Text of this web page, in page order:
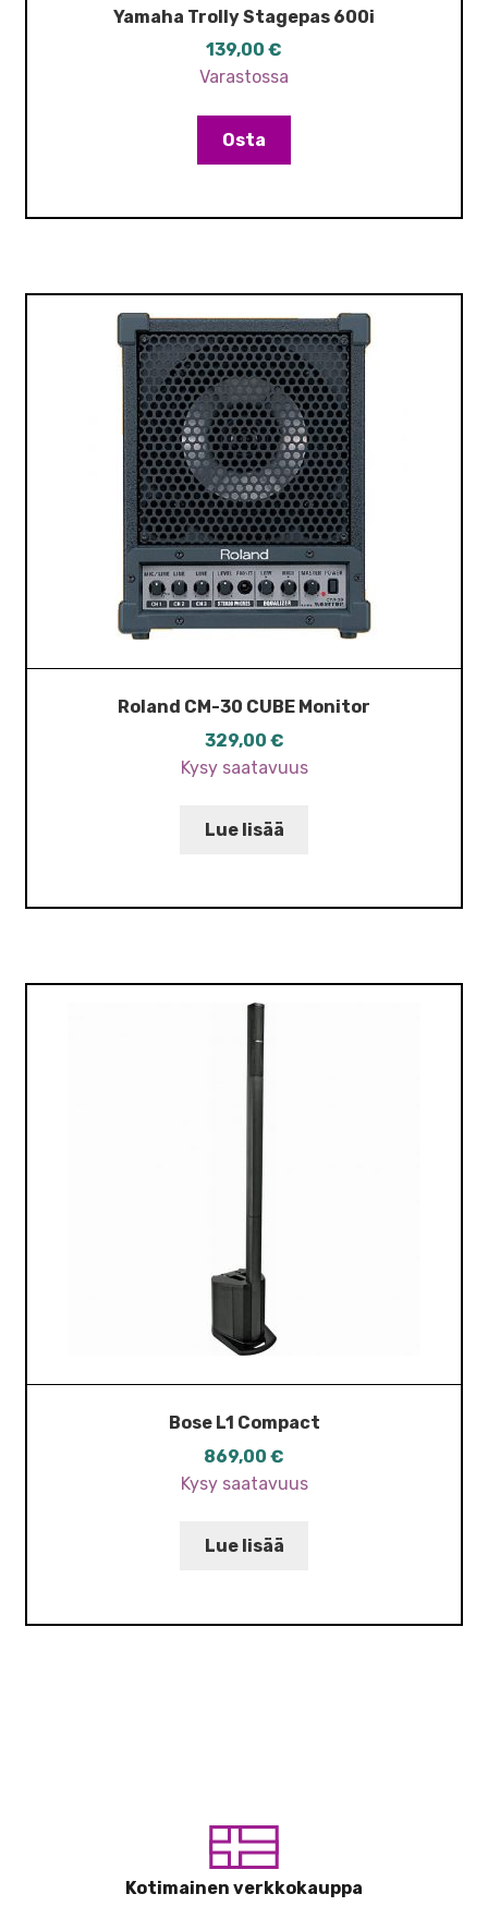
Yamaha Trolly Stagepas 600i
139,00 €
Varastossa
Osta
Roland CM-30 CUBE Monitor
329,00 €
Kysy saatavuus
Lue lisää
Bose L1 Compact
869,00 €
Kysy saatavuus
Lue lisää
Kotimainen verkkokauppa